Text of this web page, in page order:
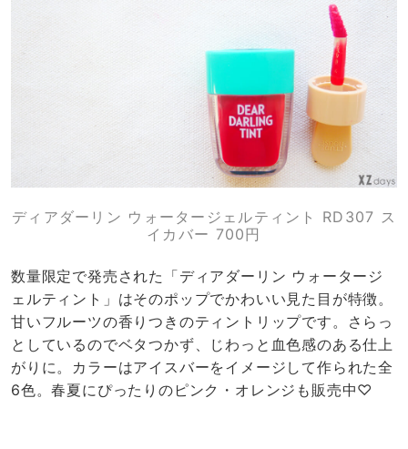
ディアダーリン ウォータージェルティント RD307 ス
イカバー 700円
数量限定で発売された「ディアダーリン ウォータージ
ェルティント」はそのポップでかわいい見た目が特徴。
甘いフルーツの香りつきのティントリップです。さらっ
としているのでベタつかず、じわっと血色感のある仕上
がりに。カラーはアイスバーをイメージして作られた全
6色。春夏にぴったりのピンク・オレンジも販売中♡